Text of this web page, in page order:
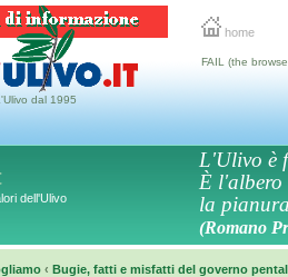
home
dal 1995
FAIL (the
dell'Ulivo
L'Ulivo è
È l'albero
la
(Romano
‹ Bugie, fatti e misfatti del governo